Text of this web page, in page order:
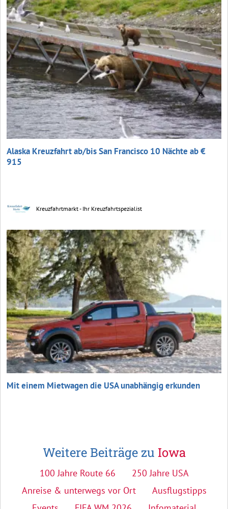
Alaska Kreuzfahrt ab/bis San Francisco 10 Nächte ab €
915
Kreuzfahrtmarkt - Ihr Kreuzfahrtspezialist
Mit einem Mietwagen die USA unabhängig erkunden
Weitere Beiträge zu Iowa
100 Jahre Route 66
250 Jahre USA
Anreise & unterwegs vor Ort
Ausflugstipps